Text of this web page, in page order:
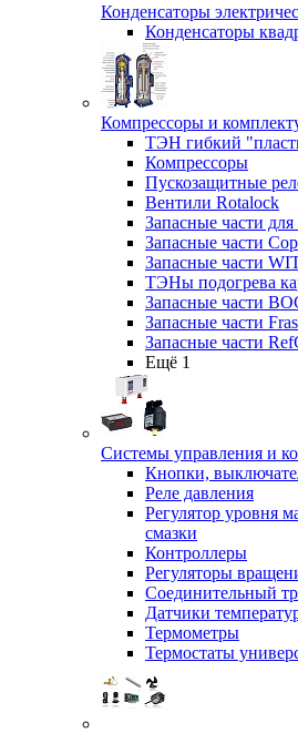
Конденсаторы
Конденсаторы
Компрессоры и
ТЭН гибкий
Компрессоры
Пускозащитные
Вентили Rotalock
Запасные части
Запасные части
Запасные части
ТЭНы подогрева
Запасные части
Запасные части
Запасные части
Ещё 1
Системы управления и
Кнопки,
Реле давления
Регулятор уровня
смазки
Контроллеры
Регуляторы
Соединительный
Датчики
Термометры
Термостаты